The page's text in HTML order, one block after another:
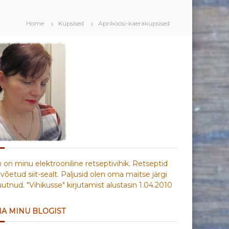
Home Küpsised Aprikoosi-kaeraküpsised
on minu elektrooniline retseptivihik. Retseptid
siit-sealt. Paljusid olen oma maitse järgi
"Vihikusse" kirjutamist alustasin 1.04.2010
MINU BLOGIST